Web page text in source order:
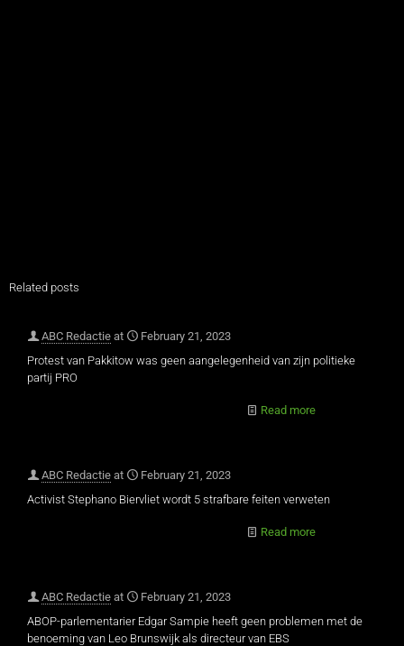
Related posts
ABC Redactie at
February 21, 2023
Protest van Pakkitow was geen aangelegenheid van zijn politieke
partij PRO
Read more
ABC Redactie at
February 21, 2023
Activist Stephano Biervliet wordt 5 strafbare feiten verweten
Read more
ABC Redactie at
February 21, 2023
ABOP-parlementarier Edgar Sampie heeft geen problemen met de
benoeming van Leo Brunswijk als directeur van EBS